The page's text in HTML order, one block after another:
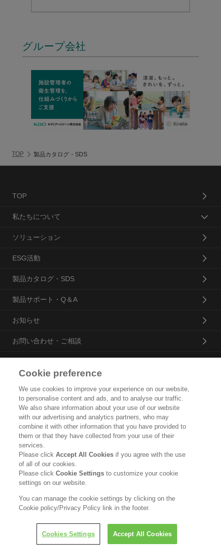
グループ会社
TOP 製品カタログ・SDS
TOP
私たちについて
ソリューション
ESG活動
製品カタログ・SDS
製品サポート・Q＆A
お知らせ
お問い合わせ・ご相談
トップ
企業概要・沿革
製品カタログ
個人情報保護方針
ソーシャルメディアポリシー
Cookie preference
We use cookies to improve your experience on our website,
to personalise content and ads, and to analyse our traffic.
We also share information about your use of our website
with our advertising and analytics partners, who may
combine it with other information that you have provided to
them or that they have collected from your use of their
services.
Please clickAccept All Cookies if you agree with the use
of all of our cookies.
Please clickCookie Settingsto customize your cookie
settings on our website.
You can manage the cookie settings by clicking on the
Cookie policy/Privacy Policy link in the footer.
Cookies Settings Accept All Cookies